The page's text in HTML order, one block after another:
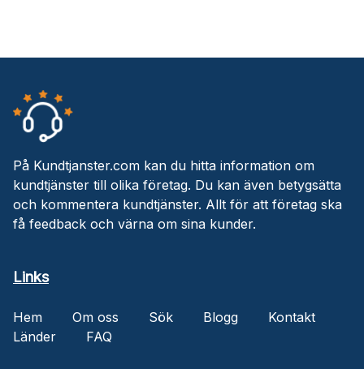
På Kundtjanster.com kan du hitta information om
kundtjänster till olika företag. Du kan även betygsätta
och kommentera kundtjänster. Allt för att företag ska
få feedback och värna om sina kunder.
Links
Hem Om oss Sök Blogg
Kontakt
Länder
FAQ